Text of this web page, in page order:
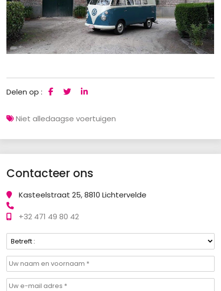
Delen op :
Niet alledaagse voertuigen
Contacteer ons
Kasteelstraat 25, 8810 Lichtervelde
+32 471 49 80 42